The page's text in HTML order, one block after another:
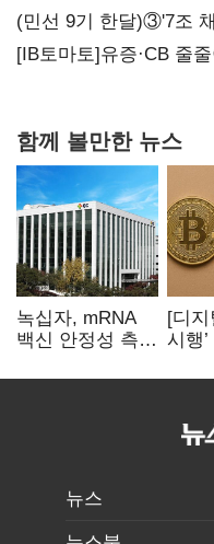
(민선 9기 한달)③'7조
20년만에 '비상재정' 선
[IB토마토]유증·CB 줄
함께 볼만한 뉴스
녹십자, mRNA
백신 안정성 측정
[디지
시행
문턱
뉴스